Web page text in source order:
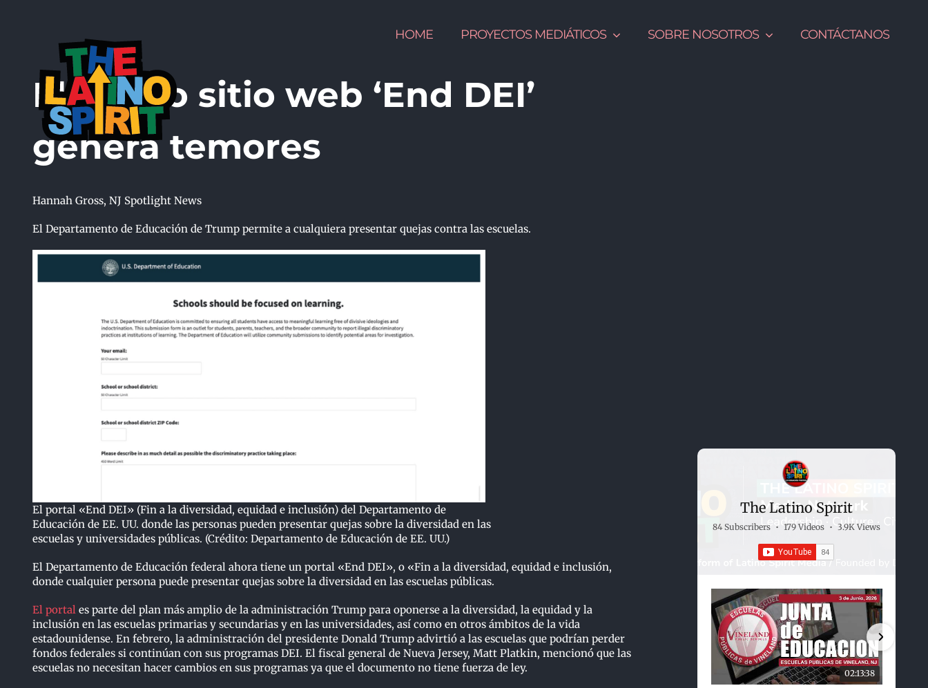
HOME PROYECTOS MEDIÁTICOS SOBRE NOSOTROS CONTÁCTANOS
El nuevo sitio web ‘End DEI’
genera temores
Hannah Gross, NJ Spotlight News
El Departamento de Educación de Trump permite a cualquiera presentar quejas contra las escuelas.
El portal «End DEI» (Fin a la diversidad, equidad e inclusión) del Departamento de
Educación de EE. UU. donde las personas pueden presentar quejas sobre la diversidad en las
escuelas y universidades públicas. (Crédito: Departamento de Educación de EE. UU.)
El Departamento de Educación federal ahora tiene un portal «End DEI», o «Fin a la diversidad, equidad e inclusión,
donde cualquier persona puede presentar quejas sobre la diversidad en las escuelas públicas.
El portal es parte del plan más amplio de la administración Trump para oponerse a la diversidad, la equidad y la
inclusión en las escuelas primarias y secundarias y en las universidades, así como en otros ámbitos de la vida
estadounidense. En febrero, la administración del presidente Donald Trump advirtió a las escuelas que podrían perder
fondos federales si continúan con sus programas DEI. El fiscal general de Nueva Jersey, Matt Platkin, mencionó que las
escuelas no necesitan hacer cambios en sus programas ya que el documento no tiene fuerza de ley.
The Latino Spirit
84 Subscribers • 179 Videos • 3.9K Views
02:13:38